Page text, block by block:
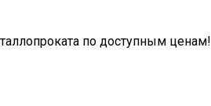
по доступным ценам!